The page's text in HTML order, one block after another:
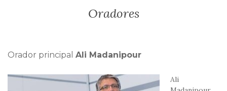
Oradores
Orador principal Ali Madanipour
Ali